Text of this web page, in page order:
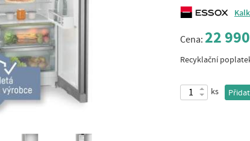
Cena: 22
Recyklační
ks